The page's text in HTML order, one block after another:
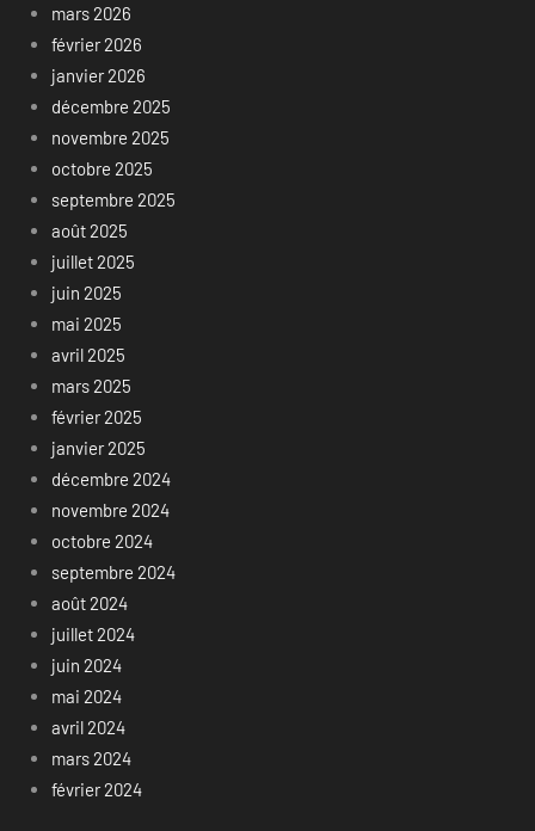
mars 2026
février 2026
janvier 2026
décembre 2025
novembre 2025
octobre 2025
septembre 2025
août 2025
juillet 2025
juin 2025
mai 2025
avril 2025
mars 2025
février 2025
janvier 2025
décembre 2024
novembre 2024
octobre 2024
septembre 2024
août 2024
juillet 2024
juin 2024
mai 2024
avril 2024
mars 2024
février 2024